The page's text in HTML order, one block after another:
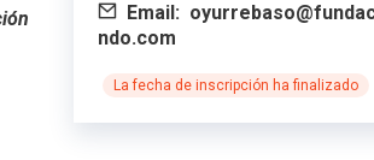
Email:
ndo.com
La fecha de inscripción ha finalizado